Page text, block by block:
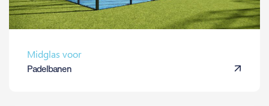
Midglas voor
Padelbanen